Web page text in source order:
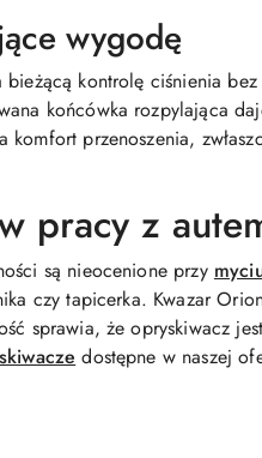
wygodę
kontrolę ciśnienia
końcówka rozpylająca
przenoszenia,
pracy z
są nieocenione przy
czy tapicerka. Kwazar
sprawia, że opryskiwacz
dostępne w naszej